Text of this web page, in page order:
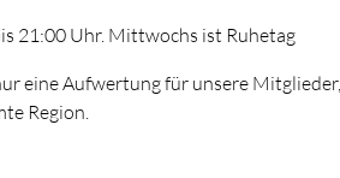
21:00 Uhr. Mittwochs ist Ruhetag
eine Aufwertung für unsere Mitglieder,
Region.